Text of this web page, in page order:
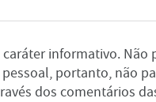
informativo. Não
portanto, não
dos comentários